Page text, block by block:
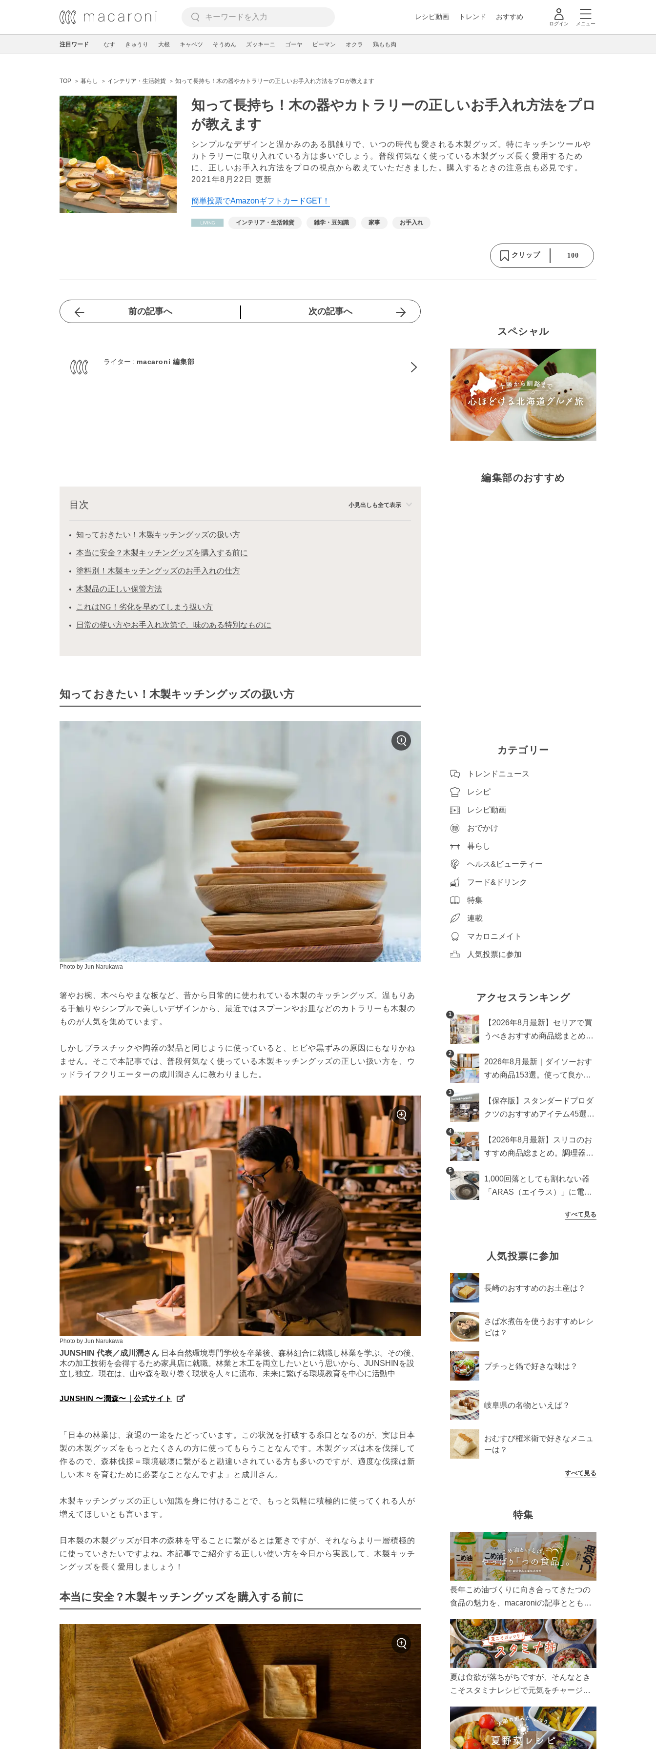
レシピ動画 トレンド おすすめ
ログイン メニュー
注目ワード なす きゅうり 大根 キャベツ そうめん ズッキーニ ゴーヤ ピーマン オクラ 鶏もも肉
TOP 暮らし インテリア・生活雑貨 知って長持ち！木の器やカトラリーの正しいお手入れ方法をプロが教えます
知って長持ち！木の器やカトラリーの正しいお手入れ方法をプロ
が教えます
シンプルなデザインと温かみのある肌触りで、いつの時代も愛される木製グッズ。特にキッチンツールや
カトラリーに取り入れている方は多いでしょう。普段何気なく使っている木製グッズ長く愛用するため
に、正しいお手入れ方法をプロの視点から教えていただきました。購入するときの注意点も必見です。
2021年8月22日 更新
簡単投票でAmazonギフトカードGET！
インテリア・生活雑貨 雑学・豆知識 家事 お手入れ
クリップ 100
前の記事へ 次の記事へ
ライター : macaroni 編集部
目次 小見出しも全て表示
知っておきたい！木製キッチングッズの扱い方
本当に安全？木製キッチングッズを購入する前に
塗料別！木製キッチングッズのお手入れの仕方
木製品の正しい保管方法
これはNG！劣化を早めてしまう扱い方
日常の使い方やお手入れ次第で、味のある特別なものに
知っておきたい！木製キッチングッズの扱い方
Photo by Jun Narukawa
箸やお椀、木べらやまな板など、昔から日常的に使われている木製のキッチングッズ。温もりあ
る手触りやシンプルで美しいデザインから、最近ではスプーンやお皿などのカトラリーも木製の
ものが人気を集めています。
しかしプラスチックや陶器の製品と同じように使っていると、ヒビや黒ずみの原因にもなりかね
ません。そこで本記事では、普段何気なく使っている木製キッチングッズの正しい扱い方を、ウ
ッドライフクリエーターの成川潤さんに教わりました。
Photo by Jun Narukawa
JUNSHIN 代表／成川潤さん 日本自然環境専門学校を卒業後、森林組合に就職し林業を学ぶ。その後、
木の加工技術を会得するため家具店に就職。林業と木工を両立したいという思いから、JUNSHINを設
立し独立。現在は、山や森を取り巻く現状を人々に流布、未来に繋げる環境教育を中心に活動中
JUNSHIN 〜潤森〜｜公式サイト
「日本の林業は、衰退の一途をたどっています。この状況を打破する糸口となるのが、実は日本
製の木製グッズをもっとたくさんの方に使ってもらうことなんです。木製グッズは木を伐採して
作るので、森林伐採＝環境破壊に繋がると勘違いされている方も多いのですが、適度な伐採は新
しい木々を育むために必要なことなんですよ」と成川さん。
木製キッチングッズの正しい知識を身に付けることで、もっと気軽に積極的に使ってくれる人が
増えてほしいとも言います。
日本製の木製グッズが日本の森林を守ることに繋がるとは驚きですが、それならより一層積極的
に使っていきたいですよね。本記事でご紹介する正しい使い方を今日から実践して、木製キッチ
ングッズを長く愛用しましょう！
本当に安全？木製キッチングッズを購入する前に
スペシャル
編集部のおすすめ
カテゴリー
トレンドニュース
レシピ
レシピ動画
おでかけ
暮らし
ヘルス&ビューティー
フード&ドリンク
特集
連載
マカロニメイト
人気投票に参加
アクセスランキング
1
【2026年8月最新】セリアで買
うべきおすすめ商品総まとめ。
2
2026年8月最新｜ダイソーおす
すめ商品153選。使って良かっ
3
【保存版】スタンダードプロダ
クツのおすすめアイテム45選。
4
【2026年8月最新】スリコのお
すすめ商品総まとめ。調理器具
5
1,000回落としても割れない器
「ARAS（エイラス）」に電子
すべて見る
人気投票に参加
長崎のおすすめのお土産は？
さば水煮缶を使うおすすめレシ
ピは？
プチっと鍋で好きな味は？
岐阜県の名物といえば？
おむすび権米衛で好きなメニュ
ーは？
すべて見る
特集
長年こめ油づくりに向き合ってきたつの
食品の魅力を、macaroniの記事とともに
ん、製造現場や品質へのこだわりまで。
こめ油をもっと好きになるコンテンツを
ぜひお楽しみください。
夏は食欲が落ちがちですが、そんなとき
こそスタミナレシピで元気をチャージ！
リ食べて、夏バテを吹き飛ばしましょ
う！